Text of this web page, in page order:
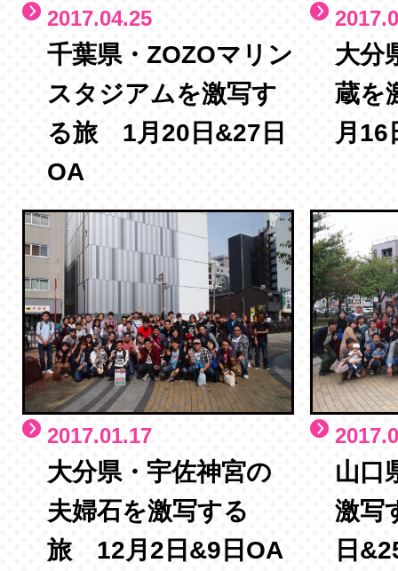
2017.04.25
千葉県・ZOZOマリン
スタジアムを激写す
る旅 1月20日&27日
OA
大分
蔵を
月16
2017.01.17
大分県・宇佐神宮の
夫婦石を激写する
旅 12月2日&9日OA
山口
激写
日